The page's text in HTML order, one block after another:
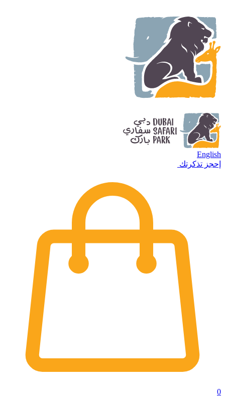
English
إحجز تذكرتك
0